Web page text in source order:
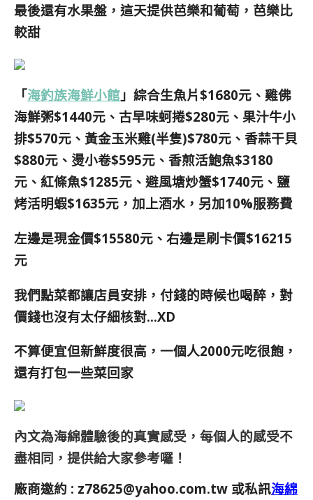
最後還有水果盤，這天提供芭樂和葡萄，芭樂比
較甜
「海釣族海鮮小館 」綜合生魚片$1680元、雞佛
海鮮粥$1440元、古早味蚵捲$280元、果汁牛小
排$570元、黃金玉米雞(半隻)$780元、香蒜干貝
$880元、燙小卷$595元、香煎活鮑魚$3180
元、紅條魚$1285元、避風塘炒蟹$1740元、鹽
烤活明蝦$1635元，加上酒水，另加10%服務費
左邊是現金價$15580元、右邊是刷卡價$16215
元
我們點菜都讓店員安排，付錢的時候也喝醉，對
價錢也沒有太仔細核對…XD
不算便宜但新鮮度很高 ， 一個人2000元吃很飽，
還有打包一些菜回家
內文為海綿體驗後的真實感受，每個人的感受不
盡相同，提供給大家參考囉！
廠商邀約 : z78625@yahoo.com.tw 或私訊海綿